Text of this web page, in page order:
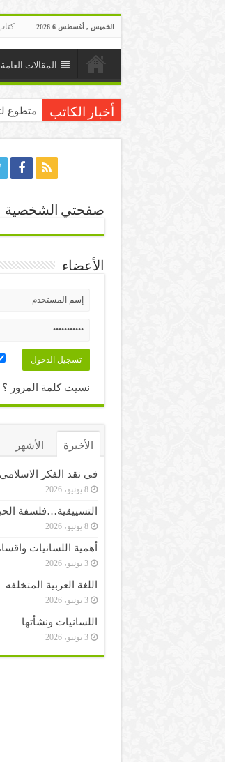
الخميس , أغسطس 6 2026
المقالات العامة
أخبار الكاتب متطوع
صفحتي الشخصية
الأعضاء
نسيت كلمة المرور ؟
الأخيرة الأشهر
في نقد الفكر الاسلامي
8 يونيو، 2026
التسييقية…فلسفة
8 يونيو، 2026
أهمية اللسانيات
3 يونيو، 2026
اللغة العربية المتخلفه
3 يونيو، 2026
اللسانيات ونشأتها
3 يونيو، 2026